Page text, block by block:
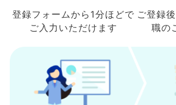
登録フォームから 1分ほどで
ご入力 いただけます
ご登録後
職の